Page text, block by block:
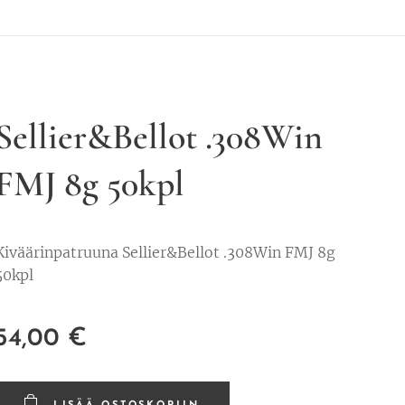
.308Win
8g 50kpl
Sellier&Bellot .308Win FMJ 8g
€